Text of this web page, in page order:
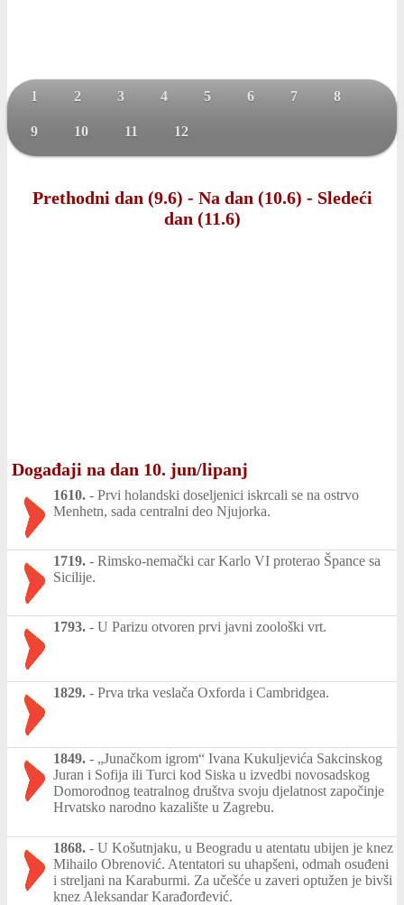
1 2 3 4 5 6 7 8
9 10 11 12
Prethodni dan (9.6) - Na dan (10.6) - Sledeći
dan (11.6)
Događaji na dan 10. jun/lipanj
1610. - Prvi holandski doseljenici iskrcali se na ostrvo
Menhetn, sada centralni deo Njujorka.
1719. - Rimsko-nemački car Karlo VI proterao Špance sa
Sicilije.
1793. - U Parizu otvoren prvi javni zoološki vrt.
1829. - Prva trka veslača Oxforda i Cambridgea.
1849. - „Junačkom igrom“ Ivana Kukuljevića Sakcinskog
Juran i Sofija ili Turci kod Siska u izvedbi novosadskog
Domorodnog teatralnog društva svoju djelatnost započinje
Hrvatsko narodno kazalište u Zagrebu.
1868. - U Košutnjaku, u Beogradu u atentatu ubijen je knez
Mihailo Obrenović. Atentatori su uhapšeni, odmah osuđeni
i streljani na Karaburmi. Za učešće u zaveri optužen je bivši
knez Aleksandar Karađorđević.